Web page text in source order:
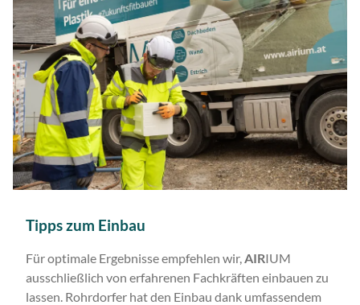
Tipps zum Einbau
Für optimale Ergebnisse empfehlen wir,AIRIUM
ausschließlich von erfahrenen Fachkräften einbauen zu
lassen. Rohrdorfer hat den Einbau dank umfassendem